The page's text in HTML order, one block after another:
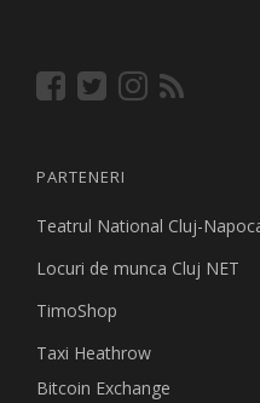
PARTENERI
Teatrul National Cluj-
Locuri de munca Cluj NET
TimoShop
Taxi Heathrow
Bitcoin Exchange